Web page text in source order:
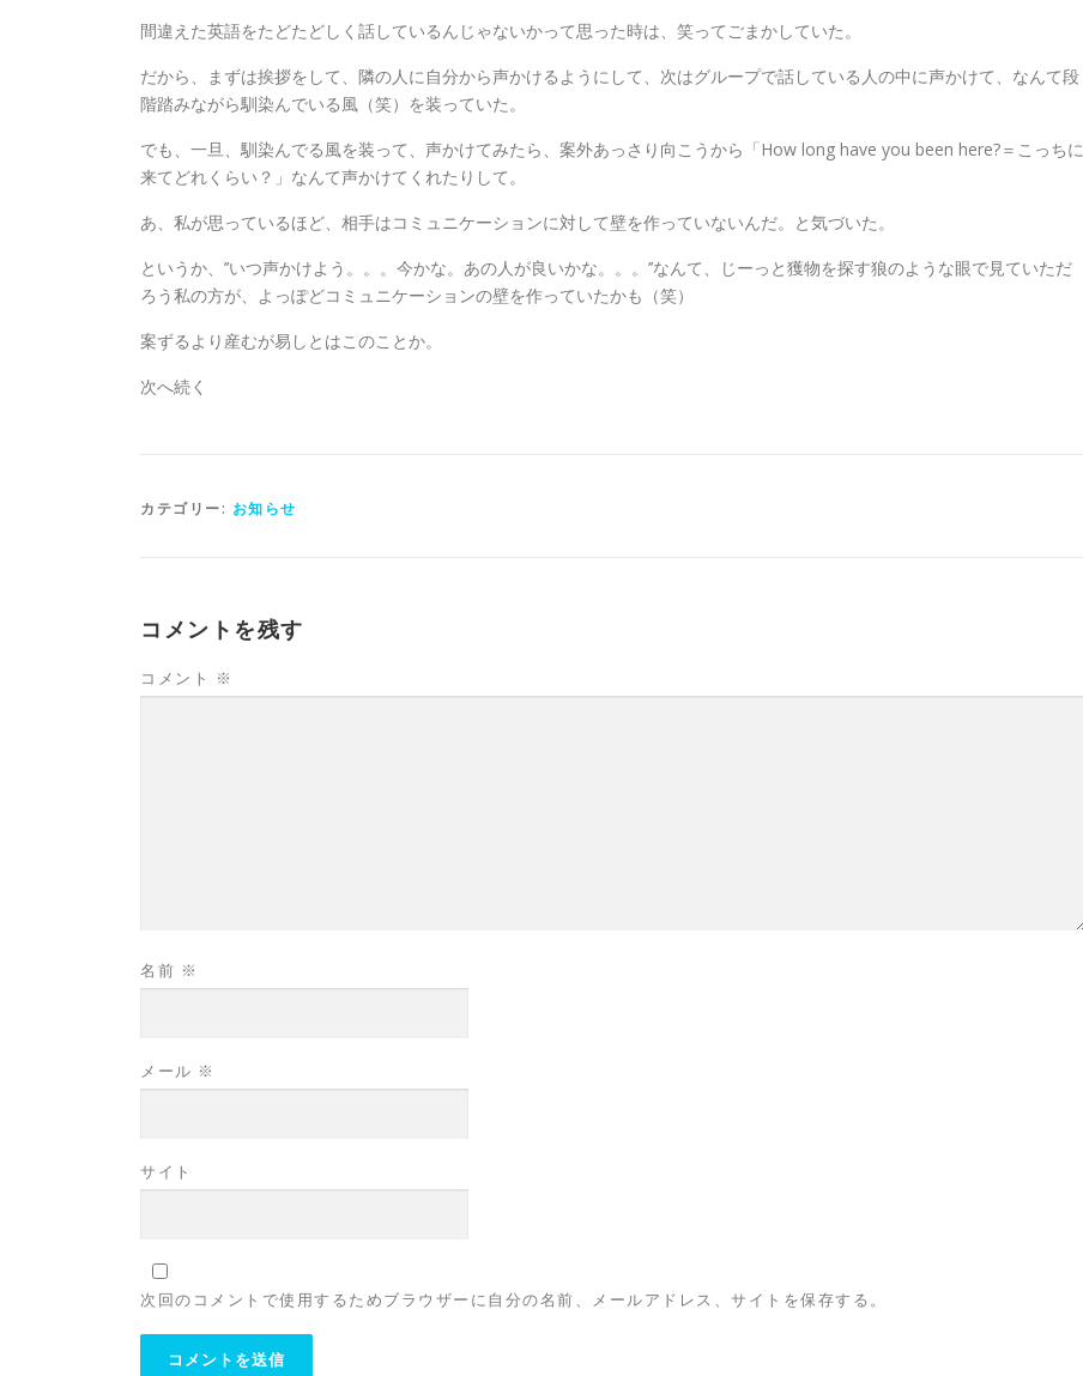
間違えた英語をたどたどしく話しているんじゃないかって思った時は、笑ってごまかしていた。
だから、まずは挨拶をして、隣の人に自分から声かけるようにして、次はグループで話している人の中に声かけて、なんて段
階踏みながら馴染んでいる風（笑）を装っていた。
でも、一旦、馴染んでる風を装って、声かけてみたら、案外あっさり向こうから「How long have you been here?＝こっちに
来てどれくらい？」なんて声かけてくれたりして。
あ、私が思っているほど、相手はコミュニケーションに対して壁を作っていないんだ。と気づいた。
というか、’’いつ声かけよう。。。今かな。あの人が良いかな。。。’’なんて、じーっと獲物を探す狼のような眼で見ていただ
ろう私の方が、よっぽどコミュニケーションの壁を作っていたかも（笑）
案ずるより産むが易しとはこのことか。
次へ続く
カテゴリー: お知らせ
コメントを残す
コメント ※
名前 ※
メール ※
サイト
次回のコメントで使用するためブラウザーに自分の名前、メールアドレス、サイトを保存する。